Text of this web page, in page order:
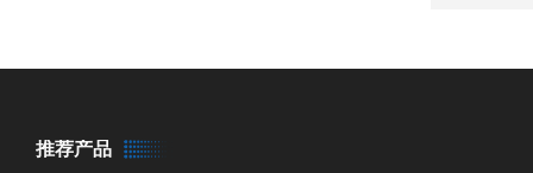
推荐产品